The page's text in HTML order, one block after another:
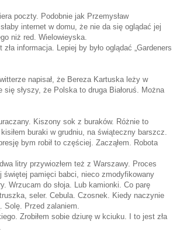
poczty. Podobnie jak Przemysław
internet w domu, że nie da się oglądać jej
niż red. Wielowieyska.
informacja. Lepiej by było oglądać „Gardeners
napisał, że Bereza Kartuska leży w
się słyszy, że Polska to druga Białoruś. Można
Kiszony sok z buraków. Różnie to
buraki w grudniu, na świąteczny barszcz.
bym robił to częściej. Zacząłem. Robota
litry przywiozłem też z Warszawy. Proces
świętej pamięci babci, nieco zmodyfikowany
Wrzucam do słoja. Lub kamionki. Co parę
seler. Cebula. Czosnek. Kiedy naczynie
Solę. Przed zalaniem.
Zrobiłem sobie dziurę w kciuku. I to jest zła